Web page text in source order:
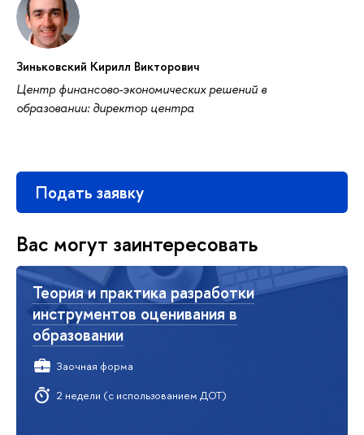
Зиньковский Кирилл Викторович
Центр финансово-экономических решений в
образовании: директор центра
Подать заявку
Вас могут заинтересовать
Теория и практика разработки
инструментов оценивания в
образовании
Заочная форма
2 недели (с использованием ДОТ)